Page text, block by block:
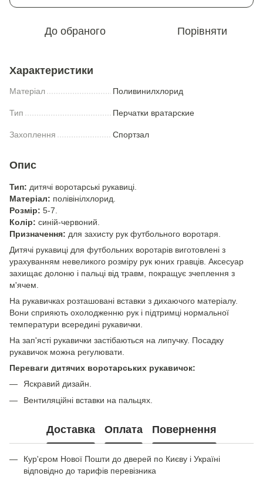
До обраного Порівняти
Характеристики
Матеріал Поливинилхлорид
Тип Перчатки вратарские
Захоплення Спортзал
Опис
Тип: дитячі воротарські рукавиці.
Матеріал: полівінілхлорид.
Розмір: 5-7.
Колір: синій-червоний.
Призначення: для захисту рук футбольного воротаря.
Дитячі рукавиці для футбольних воротарів виготовлені з
урахуванням невеликого розміру рук юних гравців. Аксесуар
захищає долоню і пальці від травм, покращує зчеплення з
м'ячем.
На рукавичках розташовані вставки з дихаючого матеріалу.
Вони сприяють охолодженню рук і підтримці нормальної
температури всередині рукавички.
На зап'ясті рукавички застібаються на липучку. Посадку
рукавичок можна регулювати.
Переваги дитячих воротарських рукавичок:
Яскравий дизайн.
Вентиляційні вставки на пальцях.
Доставка Оплата Повернення
Кур'єром Нової Пошти до дверей по Києву і Україні
відповідно до тарифів перевізника